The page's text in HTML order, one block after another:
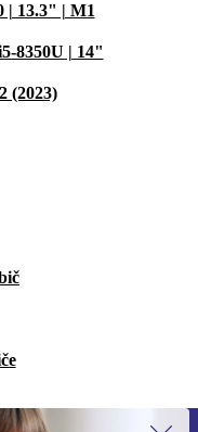
| 13.3" | M1
8350U | 14"
(2023)